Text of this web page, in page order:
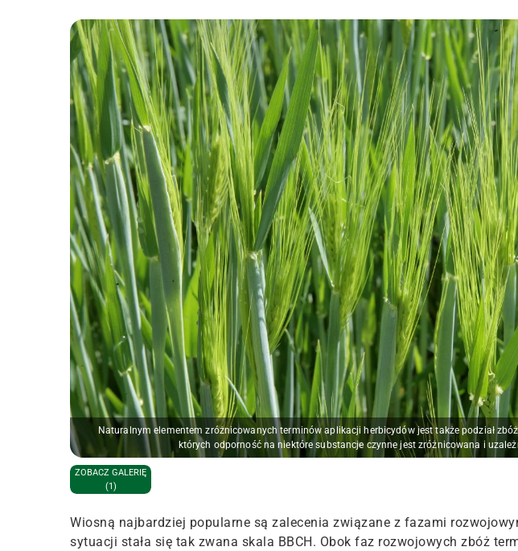
Naturalnym elementem zróżnicowanych terminów aplikacji herbicydów jest także podział
których odporność na niektóre substancje czynne jest zróżnicowana i
ZOBACZ GALERIĘ
(1)
Wiosną najbardziej popularne są zalecenia związane z fazami
sytuacji stała się tak zwana skala BBCH. Obok faz rozwojowych zbóż